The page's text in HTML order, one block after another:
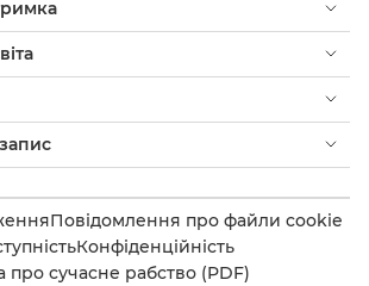
Повідомлення про файли cookie
Конфіденційність
про сучасне рабство (PDF)